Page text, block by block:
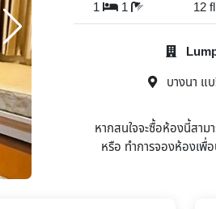
1
1 12
บางนา แ
หากสนใจจะซื้อห้องนี้สาม
หรือ ทำการจองห้องเพื่